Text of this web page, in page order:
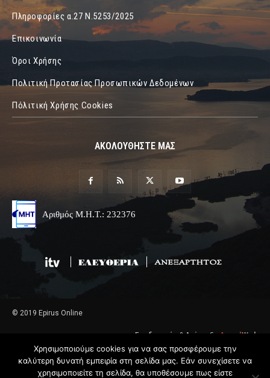
Πληροφορίες α.27 Ν.5253/2025
Επικοινωνία
Όροι Χρήσης
Πολιτική Προτασίας Προσωπικών Δεδομένων
Πόλιτική Χρήσης Cookies
ΑΚΟΛΟΥΘΗΣΤΕ ΜΑΣ
Αριθμός Μ.Η.Τ.: 232376
© 2019 Epirus Online
Σχεδιασμός & Ανάπτυξη AngelWeb
Χρησιμοποιούμε cookies για να σας προσφέρουμε την
καλύτερη δυνατή εμπειρία στη σελίδα μας. Εάν συνεχίσετε να
χρησιμοποιείτε τη σελίδα, θα υποθέσουμε πως είστε